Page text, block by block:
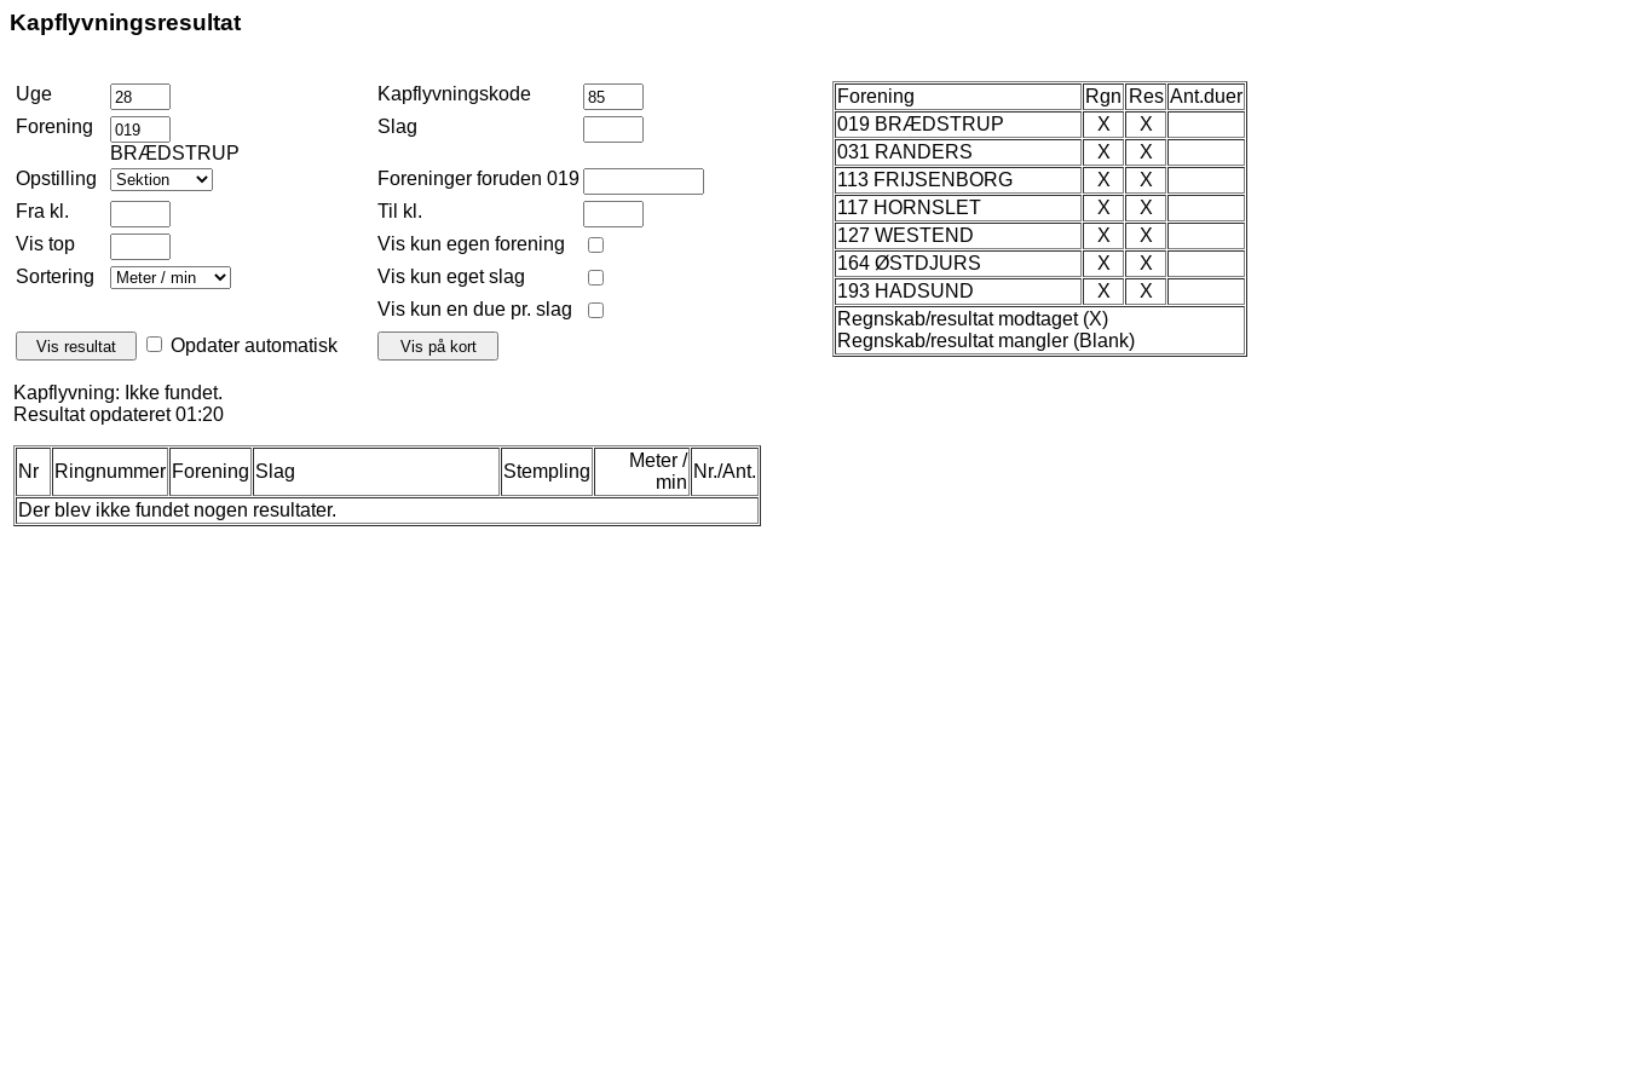
Kapflyvningsresultat
Uge
Kapflyvningskode
Forening
BRÆDSTRUP
Slag
Opstilling
Foreninger foruden 019
Fra kl.
Til kl.
Vis top
Vis kun egen forening
Sortering
Vis kun eget slag
Vis kun en due pr. slag
Opdater automatisk
Kapflyvning: Ikke fundet.
Resultat opdateret 01:20
Nr Ringnummer Forening Slag Stempling
Meter /
min
Nr./Ant.
Der blev ikke fundet nogen resultater.
Forening Rgn Res Ant.duer
019 BRÆDSTRUP
X
X
031 RANDERS
X
X
113 FRIJSENBORG
X
X
117 HORNSLET
X
X
127 WESTEND
X
X
164 ØSTDJURS
X
X
193 HADSUND
X
X
Regnskab/resultat modtaget (X)
Regnskab/resultat mangler (Blank)